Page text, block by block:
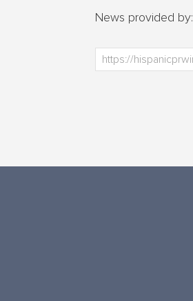
News provided by: